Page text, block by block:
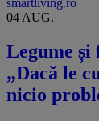
smartliving.ro
04 AUG.
Legume și
„Dacă le
nicio